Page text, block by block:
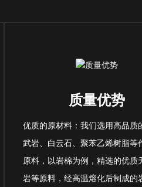
质量优势
优质的原材料：我们选用高品质
武岩、白云石、聚苯乙烯树脂等
原料，以岩棉为例，精选的优质
岩等原料，经高温熔化后制成的